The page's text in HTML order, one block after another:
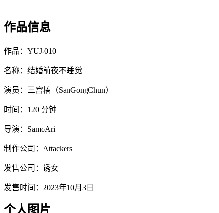
作品信息
作品：YUJ-010
名称：结婚前夜不睡觉
演员：三宫椿（SanGongChun）
时间：120 分钟
导演：SamoAri
制作公司：Attackers
发售公司：诱女
发售时间：2023年10月3日
个人图片